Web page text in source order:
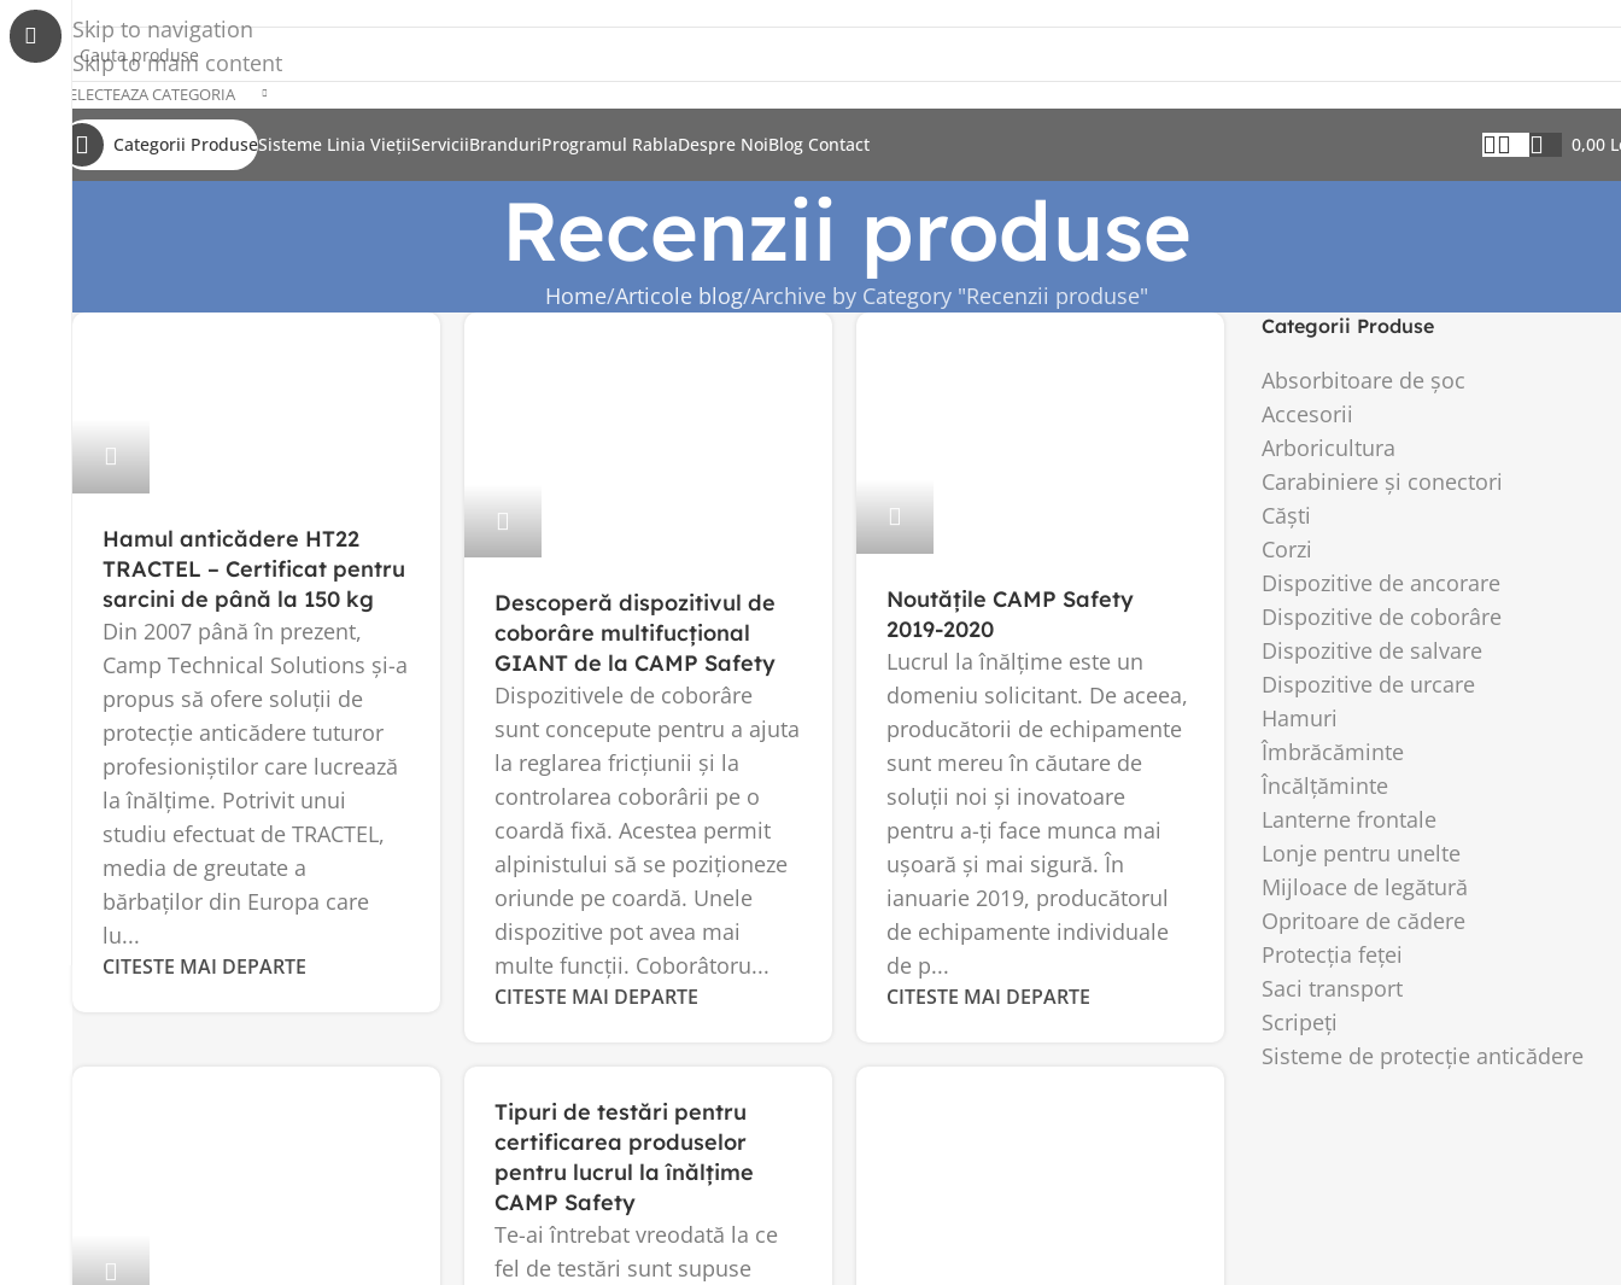
Skip to navigation
Skip to main content
SELECTEAZA CATEGORIA
Categorii ProduseSisteme Linia ViețiiServiciiBranduriProgramul RablaDespre NoiBlog Contact 0,00
Recenzii produse
Home Articole blog Archive by Category "Recenzii produse"
Hamul anticădere HT22
TRACTEL – Certificat pentru
sarcini de până la 150 kg
Din 2007 până în prezent,
Camp Technical Solutions și-a
propus să ofere soluții de
protecție anticădere tuturor
profesioniștilor care lucrează
la înălțime. Potrivit unui
studiu efectuat de TRACTEL,
media de greutate a
bărbaților din Europa care
lu...
CITESTE MAI DEPARTE
Descoperă dispozitivul de
coborâre multifucțional
GIANT de la CAMP Safety
Dispozitivele de coborâre
sunt concepute pentru a ajuta
la reglarea fricțiunii și la
controlarea coborârii pe o
coardă fixă. Acestea permit
alpinistului să se poziționeze
oriunde pe coardă. Unele
dispozitive pot avea mai
multe funcții. Coborâtoru...
CITESTE MAI DEPARTE
Noutățile CAMP Safety
2019-2020
Lucrul la înălțime este un
domeniu solicitant. De aceea,
producătorii de echipamente
sunt mereu în căutare de
soluții noi și inovatoare
pentru a-ți face munca mai
ușoară și mai sigură. În
ianuarie 2019, producătorul
de echipamente individuale
de p...
CITESTE MAI DEPARTE
Tipuri de testări pentru
certificarea produselor
pentru lucrul la înălțime
CAMP Safety
Te-ai întrebat vreodată la ce
fel de testări sunt supuse
Categorii Produse
Absorbitoare de şoc
Accesorii
Arboricultura
Carabiniere și conectori
Căști
Corzi
Dispozitive de ancorare
Dispozitive de coborâre
Dispozitive de salvare
Dispozitive de urcare
Hamuri
Îmbrăcăminte
Încălțăminte
Lanterne frontale
Lonje pentru unelte
Mijloace de legătură
Opritoare de cădere
Protecția feței
Saci transport
Scripeți
Sisteme de protecție anticădere